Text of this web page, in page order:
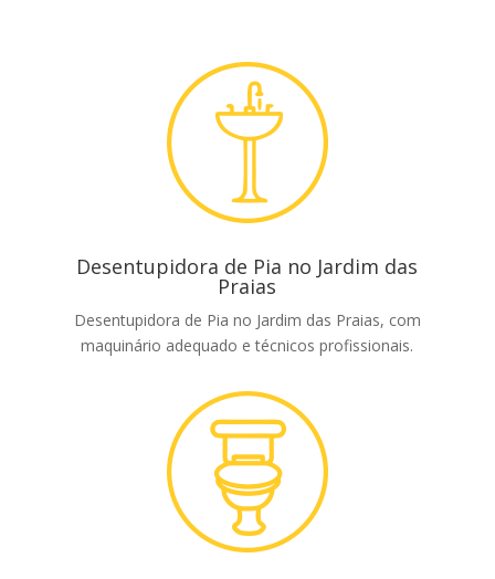
Desentupidora de Pia no Jardim das
Praias
Desentupidora de Pia no Jardim das Praias, com
maquinário adequado e técnicos profissionais.